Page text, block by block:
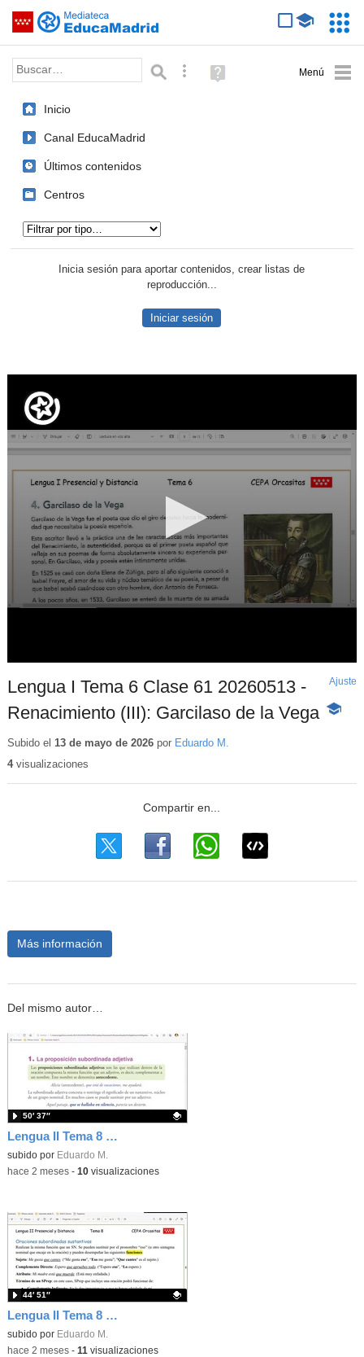
Saltar navegación
Palabra o frase: Búsqueda avanzada
Ayuda
(en
Inicio
Canal EducaMadrid
Últimos contenidos
Centros
Inicia sesión para aportar contenidos, crear listas de
reproducción...
Iniciar sesión
Lengua I Tema 6 Clase 61 20260513 -
Renacimiento (III): Garcilaso de la Vega -
Ajuste
Subido el 13 de mayo de 2026por Eduardo M.
4visualizaciones
Más información
Del mismo autor…
Lengua II Tema 8 Clase 80 20260531 - Oraciones subordinadas adjetivas o de relativo
Contenido educativo.
subido por Eduardo M.
50′ 37″
-hace 2 meses- 10visualizaciones
Lengua II Tema 8 Clase 79 20260520 - Oraciones subordinadas sustantivas
Contenido educativo.
subido por Eduardo M.
44′ 51″
-hace 2 meses- 11 visualizaciones